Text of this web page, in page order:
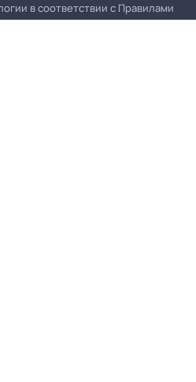
в соответствии с Правилами